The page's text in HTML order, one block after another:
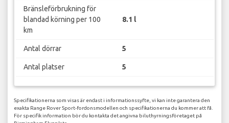
Bränsleförbrukning för
blandad körning per 100
km
8.1 l
Antal dörrar 5
Antal platser 5
Specifikationerna som visas är endast i informationssyfte, vi kan inte garantera den
exakta Range Rover Sport-fordonsmodellen och specifikationerna du kommer att få.
För specifik information bör du kontakta det angivna biluthyrningsföretaget på